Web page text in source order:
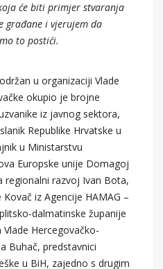
će biti primjer stvaranja
građane i vjerujem da
to postići.
u organizaciji Vlade
okupio je brojne
iz javnog sektora,
Republike Hrvatske u
u Ministarstvu
Europske unije Domagoj
regionalni razvoj Ivan Bota,
iz Agencije HAMAG –
dalmatinske županije
Hercegovačko-
Buhač, predstavnici
u BiH, zajedno s drugim